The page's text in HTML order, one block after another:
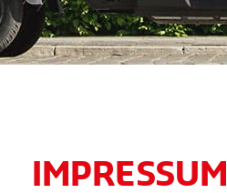
IMPRESSUM